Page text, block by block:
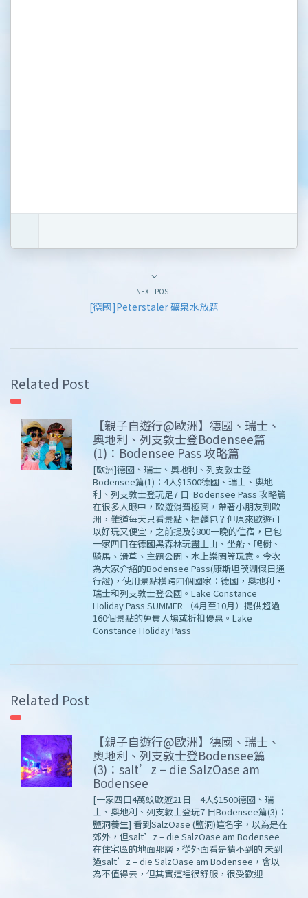
NEXT POST
[德國]Peterstaler 礦泉水放題
Related Post
【親子自遊行@歐洲】德國、瑞士、
奧地利、列支敦士登Bodensee篇
(1)：Bodensee Pass 攻略篇
[歐洲]德國、瑞士、奧地利、列支敦士登
Bodensee篇(1)：4人$1500德國、瑞士、奧地
利、列支敦士登玩足7 日 Bodensee Pass 攻略篇
在很多人眼中，歐遊消費極高，帶著小朋友到歐
洲，難道每天只看景點、捱麵包？但原來歐遊可
以好玩又便宜，之前提及$800一晚的住宿，已包
一家四口在德國黑森林玩盡上山、坐船、爬樹、
騎馬、滑草、主題公園、水上樂園等玩意。今次
為大家介紹的Bodensee Pass(康斯坦茨湖假日通
行證)，使用景點橫跨四個國家：德國，奧地利，
瑞士和列支敦士登公國。Lake Constance
Holiday Pass SUMMER （4月至10月）提供超過
160個景點的免費入場或折扣優惠。Lake
Constance Holiday Pass
Related Post
【親子自遊行@歐洲】德國、瑞士、
奧地利、列支敦士登Bodensee篇
(3)：salt’z – die SalzOase am
Bodensee
[一家四口4萬蚊歐遊21日 4人$1500德國、瑞
士、奧地利、列支敦士登玩7 日Bodensee篇(3)：
鹽洞養生] 看到SalzOase (鹽洞)這名字，以為是在
郊外，但salt’z – die SalzOase am Bodensee
在住宅區的地面那層，從外面看是猜不到的 未到
過salt’z – die SalzOase am Bodensee，會以
為不值得去，但其實這裡很舒服，很受歡迎